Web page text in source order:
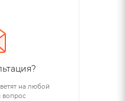
на любой
вопрос